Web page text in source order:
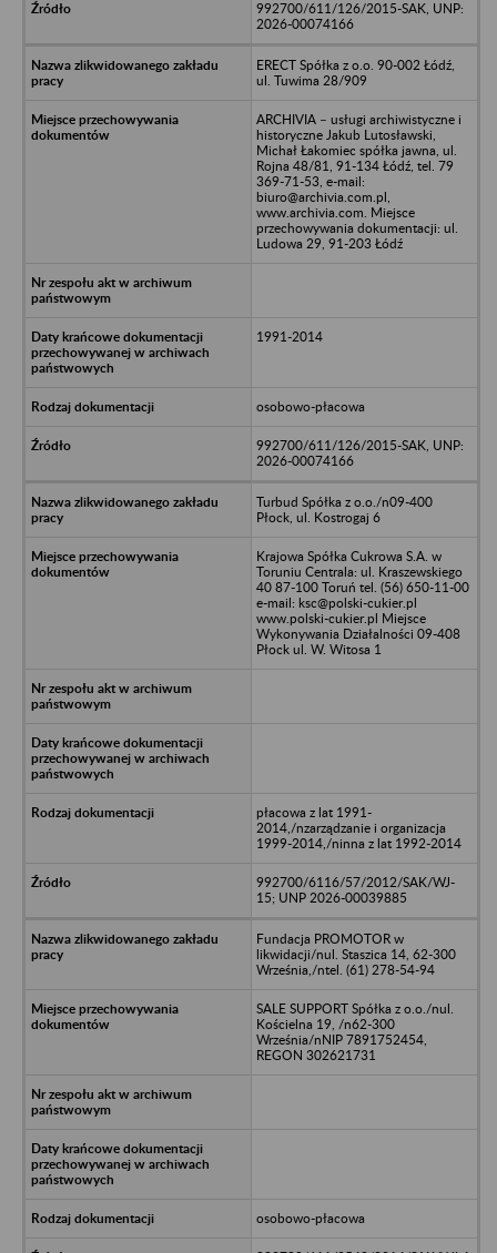
992700/611/126/2015-SAK, UNP:
2026-00074166
ERECT Spółka z o.o. 90-002 Łódź,
ul. Tuwima 28/909
ARCHIVIA – usługi archiwistyczne i
historyczne Jakub Lutosławski,
Michał Łakomiec spółka jawna, ul.
Rojna 48/81, 91-134 Łódź, tel. 79
369-71-53, e-mail:
biuro@archivia.com.pl,
www.archivia.com. Miejsce
przechowywania dokumentacji: ul.
Ludowa 29, 91-203 Łódź
1991-2014
osobowo-płacowa
992700/611/126/2015-SAK, UNP:
2026-00074166
Turbud Spółka z o.o./n09-400
Płock, ul. Kostrogaj 6
Krajowa Spółka Cukrowa S.A. w
Toruniu Centrala: ul. Kraszewskiego
40 87-100 Toruń tel. (56) 650-11-00
e-mail: ksc@polski-cukier.pl
www.polski-cukier.pl Miejsce
Wykonywania Działalności 09-408
Płock ul. W. Witosa 1
płacowa z lat 1991-
2014,/nzarządzanie i organizacja
1999-2014,/ninna z lat 1992-2014
992700/6116/57/2012/SAK/WJ-
15; UNP 2026-00039885
Fundacja PROMOTOR w
likwidacji/nul. Staszica 14, 62-300
Września,/ntel. (61) 278-54-94
SALE SUPPORT Spółka z o.o./nul.
Kościelna 19, /n62-300
Września/nNIP 7891752454,
REGON 302621731
osobowo-płacowa